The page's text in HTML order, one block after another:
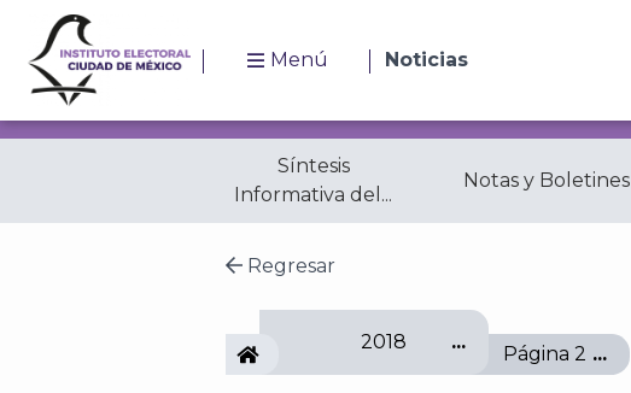
Menú Noticias
Síntesis
Informativa del...
Notas y Boletines
Regresar
2018
Página 2